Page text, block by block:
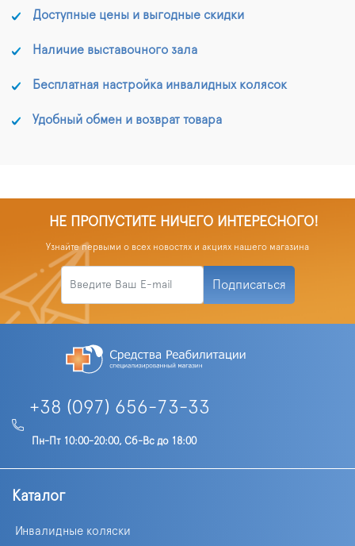
Доступные цены и выгодные скидки
Наличие выставочного зала
Бесплатная настройка инвалидных колясок
Удобный обмен и возврат товара
НЕ ПРОПУСТИТЕ НИЧЕГО ИНТЕРЕСНОГО!
Узнайте первыми о всех новостях и акциях нашего магазина
Подписаться
+38 (097) 656-73-33
Пн-Пт 10:00-20:00, Сб-Вс до 18:00
Каталог
Инвалидные коляски